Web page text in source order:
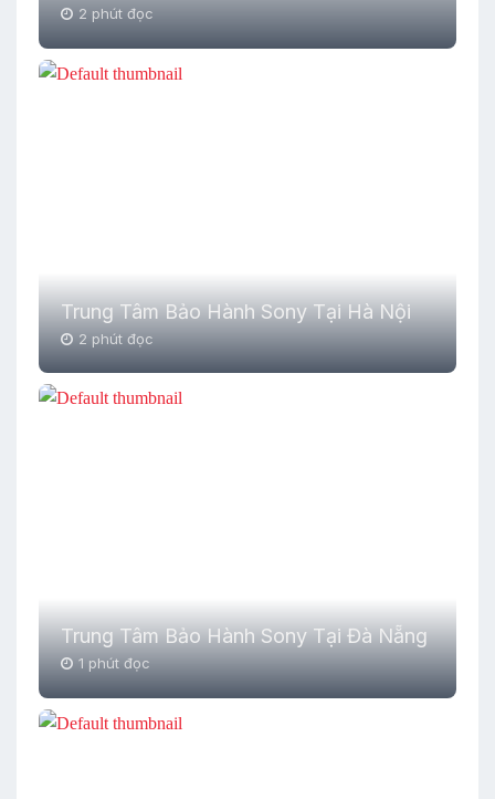
2 phút đọc
Trung Tâm Bảo Hành Sony Tại Hà Nội
2 phút đọc
Trung Tâm Bảo Hành Sony Tại Đà Nẵng
1 phút đọc